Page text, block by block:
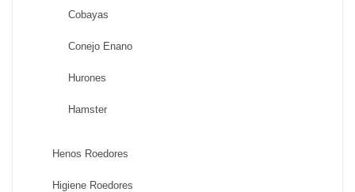
Cobayas
Conejo Enano
Hurones
Hamster
Henos Roedores
Higiene Roedores